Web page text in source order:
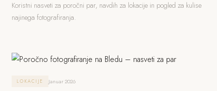
Koristni nasveti za poročni par, navdih za lokacije in pogled za kulise
najinega fotografiranja.
LOKACIJE Januar 2026